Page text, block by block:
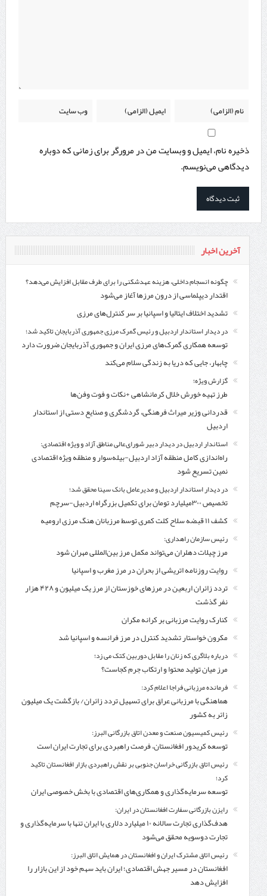
ذخیره نام، ایمیل و وبسایت من در مرورگر برای زمانی که دوباره
دیدگاهی می‌نویسم.
آخرین اخبار
چگونه انسجام داخلی، هزینه عهدشکنی را برای طرف مقابل افزایش می‌دهد؟
اقتدار دیپلماسی از درون مرزها آغاز می‌شود
تشدید اختلاف ایتالیا و اسپانیا بر سر کنترل‌های مرزی
در دیدار استاندار اردبیل و رئیس گمرک مرزی جمهوری آذربایجان تاکید شد؛
توسعه همکاری گمرک‌های مرزی ایران و جمهوری آذربایجان ضرورت دارد
چابهار، جایی که دریا به زندگی سلام می‌کند
گزارش ویژه؛
طرز تهیه خورش خلال کرمانشاهی +نکات و فوت وفن‌ها
قدردانی وزیر میراث فرهنگی، گردشگری و صنایع دستی از استاندار
اردبیل
استاندار اردبیل در دیدار دبیر شورای‌عالی مناطق آزاد و ویژه اقتصادی:
راه‌اندازی کامل منطقه آزاد اردبیل-بیله‌سوار و منطقه ویژه اقتصادی
نمین تسریع شود
در دیدار استاندار اردبیل و مدیرعامل بانک سینا محقق شد؛
تخصیص ۳۰۰میلیارد تومان برای تکمیل بزرگراه اردبیل-سرچم
کشف ۱۱ قبضه سلاح کلت کمری توسط مرزبانان هنگ مرزی ارومیه
رئیس سازمان راهداری:
مرز چیلات دهلران می‌تواند مکمل مرز بین‌المللی مهران شود
روایت روزنامه اتریشی از بحران در مرز مغرب و اسپانیا
تردد زائران اربعین در مرزهای خوزستان از مرز یک میلیون و ۴۲۸ هزار
نفر گذشت
کنارک روایت مرزبانی بر کرانه مکران
مکرون خواستار تشدید کنترل‌ در مرز فرانسه و اسپانیا شد
درباره بلاگری که زنان را مقابل دوربین کتک می زد؛
مرز میان تولید محتوا و ارتکاب جرم کجاست؟
فرمانده مرزبانی فراجا اعلام کرد:
هماهنگی با مرزبانی عراق برای تسهیل تردد زائران/ بازگشت یک میلیون
زائر به کشور
رئیس کمیسیون صنعت و معدن اتاق بازرگانی البرز:
توسعه کریدور افغانستان، فرصت راهبردی برای تجارت ایران است
رئیس اتاق بازرگانی خراسان جنوبی بر نقش راهبردی بازار افغانستان تاکید
کرد؛
توسعه سرمایه‌گذاری و همکاری‌های اقتصادی با بخش خصوصی ایران
رایزن بازرگانی سفارت افغانستان در ایران:
هدف‌گذاری تجارت سالانه ۱۰ میلیارد دلاری با ایران تنها با سرمایه‌گذاری و
تجارت دوسویه محقق می‌شود
رئیس اتاق مشترک ایران و افغانستان در همایش اتاق البرز:
افغانستان در مسیر جهش اقتصادی؛ ایران باید سهم خود از این بازار را
افزایش دهد